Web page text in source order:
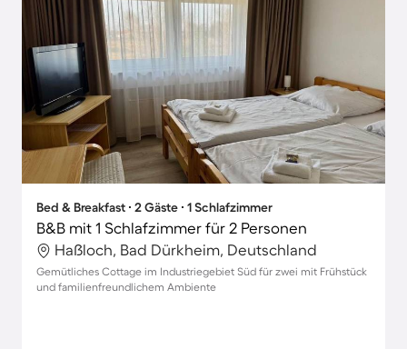
Bed & Breakfast ∙ 2 Gäste ∙ 1 Schlafzimmer
B&B mit 1 Schlafzimmer für 2 Personen
Haßloch, Bad Dürkheim, Deutschland
Gemütliches Cottage im Industriegebiet Süd für zwei mit Frühstück
und familienfreundlichem Ambiente